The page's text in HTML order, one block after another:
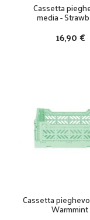
Cassetta
media -
16,90 €
Cassetta
Warmmint